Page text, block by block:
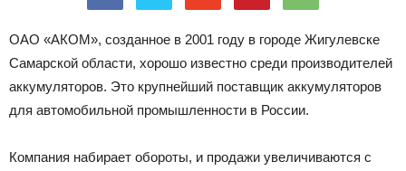
автомобилях
Лада
ОАО «АКОМ», созданное в 2001 году в городе Жигулевске
Самарской области, хорошо известно среди производителей
аккумуляторов. Это крупнейший поставщик аккумуляторов
для автомобильной промышленности в России.
Компания набирает обороты, и продажи увеличиваются с